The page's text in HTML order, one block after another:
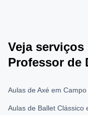
Veja
Professor de
Aulas de Axé em
Aulas de Ballet Clássico